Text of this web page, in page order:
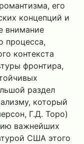
его
концепций и
внимание
процесса,
контекста
фронтира,
раздел
который
Г.Д. Торо)
важнейших
США этого